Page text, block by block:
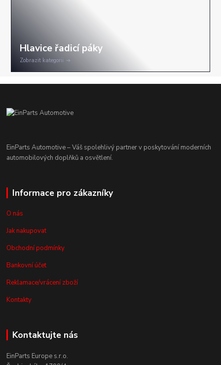
Zobrazit kategorii
EinParts Automotive – Váš spolehlivý partner v poskytování moderních
automobilových doplňků a osvětlení.
Informace pro zákazníky
O nás
Jak nakupovat
Obchodní podmínky
Bankovní účet
Reklamace/vrácení zboží
Kontakty
Kontaktujte nás
EinParts Europe s.r.o.